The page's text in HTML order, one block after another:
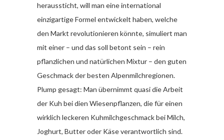
heraussticht, will man eine international
einzigartige Formel entwickelt haben, welche
den Markt revolutionieren könnte, simuliert man
mit einer – und das soll betont sein – rein
pflanzlichen und natürlichen Mixtur – den guten
Geschmack der besten Alpenmilchregionen.
Plump gesagt: Man übernimmt quasi die Arbeit
der Kuh bei dien Wiesenpflanzen, die für einen
wirklich leckeren Kuhmilchgeschmack bei Milch,
Joghurt, Butter oder Käse verantwortlich sind.